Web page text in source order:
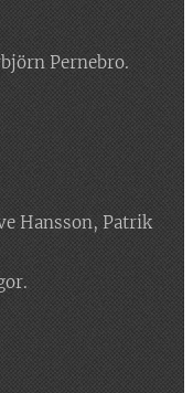
Pernebro.
Hansson, Patrik